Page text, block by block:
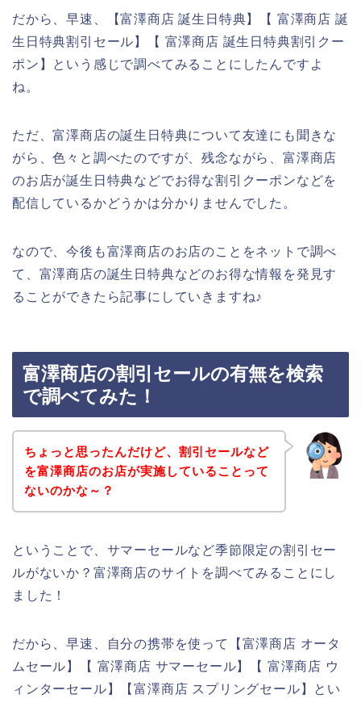
だから、早速、【富澤商店 誕生日特典】【 富澤商店 誕
生日特典割引セール】【 富澤商店 誕生日特典割引クー
ポン】という感じで調べてみることにしたんですよ
ね。
ただ、富澤商店の誕生日特典について友達にも聞きな
がら、色々と調べたのですが、残念ながら、富澤商店
のお店が誕生日特典などでお得な割引クーポンなどを
配信しているかどうかは分かりませんでした。
なので、今後も富澤商店のお店のことをネットで調べ
て、富澤商店の誕生日特典などのお得な情報を発見す
ることができたら記事にしていきますね♪
富澤商店の割引セールの有無を検索
で調べてみた！
ちょっと思ったんだけど、割引セールなど
を富澤商店のお店が実施していることって
ないのかな～？
ということで、サマーセールなど季節限定の割引セー
ルがないか？富澤商店のサイトを調べてみることにし
ました！
だから、早速、自分の携帯を使って【富澤商店 オータ
ムセール】【 富澤商店 サマーセール】【 富澤商店 ウ
ィンターセール】【富澤商店 スプリングセール】とい